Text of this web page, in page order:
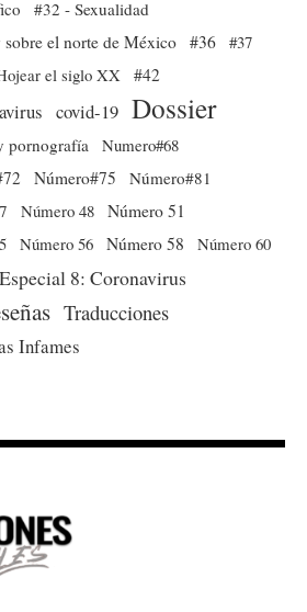
#32 - Sexualidad
el norte de México #36 #37
el siglo XX #42
covid-19 Dossier
pornografía
Numero#68
Número#75
Número#81
Número 48 Número 51
Número 56 Número 58
Número 60
8: Coronavirus
Traducciones
Infames